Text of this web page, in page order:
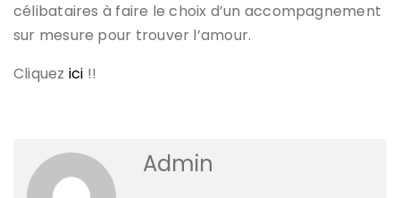
célibataires à faire le choix d’un accompagnement
sur mesure pour trouver l’amour.
Cliquez ici !!
Admin